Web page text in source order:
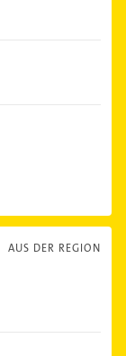
AUS DER REGION